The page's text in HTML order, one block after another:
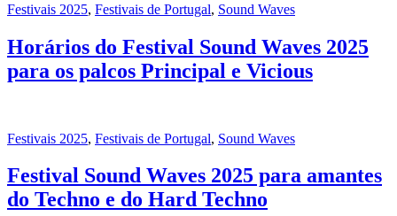
Festivais 2025, Festivais de Portugal, Sound Waves
Horários do Festival Sound Waves 2025
para os palcos Principal e Vicious
Festivais 2025, Festivais de Portugal, Sound Waves
Festival Sound Waves 2025 para amantes
do Techno e do Hard Techno